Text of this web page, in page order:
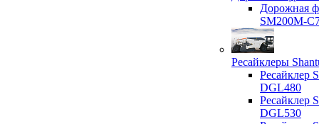
Дорожная
SM200M-
Ресайклеры
Ресайклер
DGL480
Ресайклер
DGL530